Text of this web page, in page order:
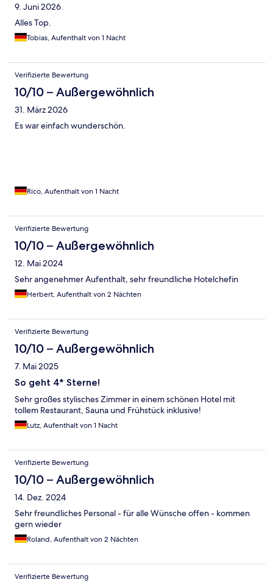
9. Juni 2026
Alles Top.
Tobias, Aufenthalt von 1 Nacht
Verifizierte Bewertung
10/10 – Außergewöhnlich
31. März 2026
Es war einfach wunderschön.
Rico, Aufenthalt von 1 Nacht
Verifizierte Bewertung
10/10 – Außergewöhnlich
12. Mai 2024
Sehr angenehmer Aufenthalt, sehr freundliche Hotelchefin
Herbert, Aufenthalt von 2 Nächten
Verifizierte Bewertung
10/10 – Außergewöhnlich
7. Mai 2025
So geht 4* Sterne!
Sehr großes stylisches Zimmer in einem schönen Hotel mit
tollem Restaurant, Sauna und Frühstück inklusive!
Lutz, Aufenthalt von 1 Nacht
Verifizierte Bewertung
10/10 – Außergewöhnlich
14. Dez. 2024
Sehr freundliches Personal - für alle Wünsche offen - kommen
gern wieder
Roland, Aufenthalt von 2 Nächten
Verifizierte Bewertung